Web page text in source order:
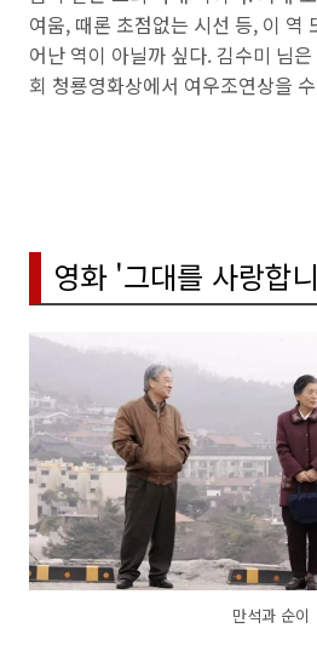
여움, 때론 초점없는 시선 등, 이 역
어난 역이 아닐까 싶다. 김수미 님
회 청룡영화상에서 여우조연상을
영화 '그대를 사랑합
만석과 순이